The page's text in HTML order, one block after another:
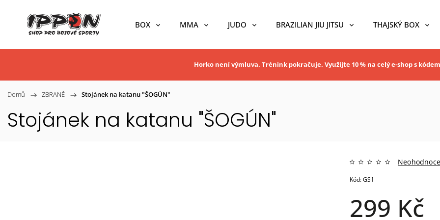
BOX MMA JUDO BRAZILIAN JIU JITSU THAJSKÝ BOX
Horko není výmluva. Trénink pokračuje. Využijte 10 % na celý e-shop s kódem
Domů / ZBRANĚ / Stojánek na katanu "ŠOGÚN"
Stojánek na katanu "ŠOGÚN"
299 Kč
Kód:GS1